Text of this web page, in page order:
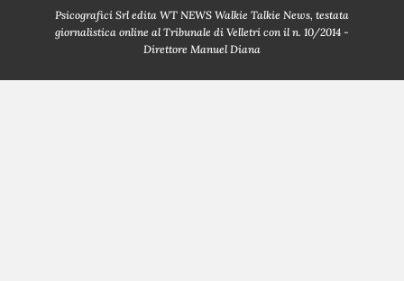
Psicografici Srl edita WT NEWS Walkie Talkie News, testata
giornalistica online al Tribunale di Velletri con il n. 10/2014 -
Direttore Manuel Diana